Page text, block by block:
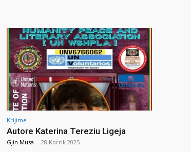
Krijime
Autore Katerina Tereziu Ligeja
Gjin Musa - 28 Korrik 2025